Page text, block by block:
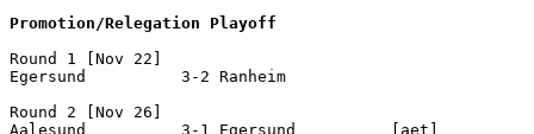
Promotion/Relegation Playoff
Round 1 [Nov 22]
Egersund          3-2 Ranheim
Round 2 [Nov 26]
Aalesund          3-1 Egersund          [aet]